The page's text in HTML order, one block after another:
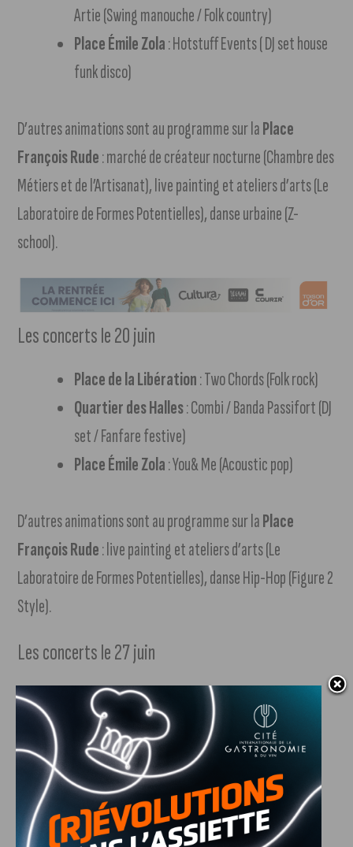
Artie (Swing manouche / Folk country)
Place Émile Zola: Hotstuff Events ( DJ set house
funk disco)
D’autres animations sont au programme sur laPlace
François Rude: marché de créateur nocturne (Chambre des
Métiers et de l’Artisanat), live painting et ateliers d’arts (Le
Laboratoire de Formes Potentielles), danse urbaine (Z-
school).
Les concerts le 20 juin
Place de la Libération: Two Chords (Folk rock)
Quartier des Halles: Combi / Banda Passifort (DJ
set / Fanfare festive)
Place Émile Zola: You& Me (Acoustic pop)
D’autres animations sont au programme sur laPlace
François Rude: live painting et ateliers d’arts (Le
Laboratoire de Formes Potentielles), danse Hip-Hop (Figure 2
Style).
Les concerts le 27 juin
Place de la Libération
: Lyo Animation (Pop)
Quartier des Halles
: Les D’ukes / Elefanfu
(Collectif d’Ukulélés / Fanfare New Orleans)
Place Émile Zola: Nawa (Notes d’Orient et
d’ailleurs)